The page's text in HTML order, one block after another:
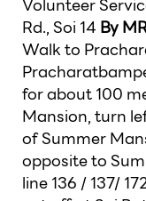
Rd., Soi 14 By
Walk to
for about 100
Mansion, turn
of Summer
opposite to
line 136 / 137/